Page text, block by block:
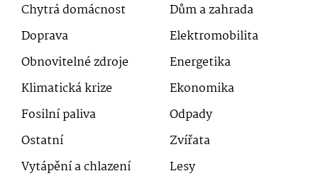
Chytrá domácnost
Dům a zahrada
Doprava
Elektromobilita
Obnovitelné zdroje
Energetika
Klimatická krize
Ekonomika
Fosilní paliva
Odpady
Ostatní
Zvířata
Vytápění a chlazení
Lesy